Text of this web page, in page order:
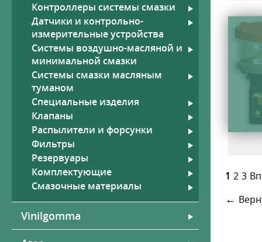
Контроллеры системы смазки
Датчики и контрольно-
измерительные устройства
Системы воздушно-масляной и
минимальной смазки
Системы смазки масляным
туманом
Специальные изделия
Клапаны
Распылители и форсунки
Фильтры
Резервуары
Комплектующие
Смазочные материалы
Vinilgomma
1 2 3
←